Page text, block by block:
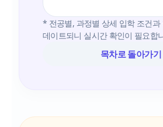
* 전공별, 과정별 상세 입학 조건과
데이트되니 실시간 확인이 필요합
목차로 돌아가기